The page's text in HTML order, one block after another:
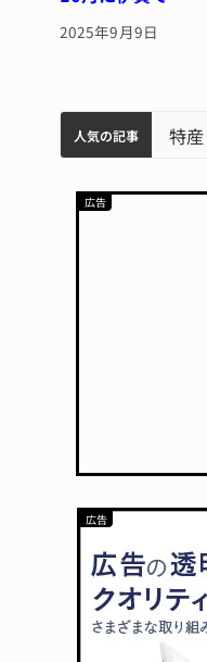
2025年9月9日
人気の記事
名張市水道料金47％値上げへ 答申案、審議会で大筋まとまる
中学校の陶壁モニュメント 地元建設会社がボランティアで清掃 伊賀名張市立病院のDMAT、熊本地震の被災地へ 能登以来3回目の派遣